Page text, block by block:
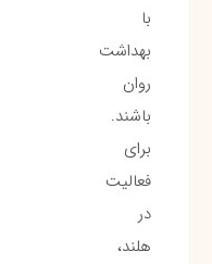
با
بهداشت
روان
باشند.
برای
فعالیت
در
هلند،